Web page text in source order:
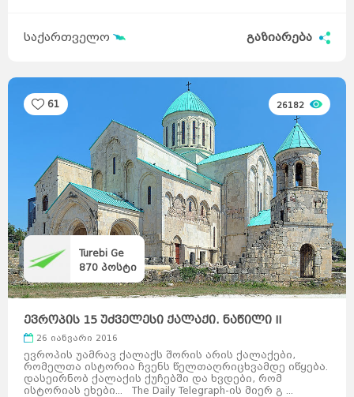
საქართველო გაზიარება
Turebi Ge
870 პოსტი
61 26182
ევროპის 15 უძველესი ქალაქი. ნაწილი II
26 იანვარი 2016
ევროპის უამრავ ქალაქს შორის არის ქალაქები,
რომელთა ისტორია ჩვენს წელთაღრიცხვამდე იწყება.
დასეირნობ ქალაქის ქუჩებში და ხვდები, რომ
ისტორიას ეხები... The Daily Telegraph-ის მიერ გ ...